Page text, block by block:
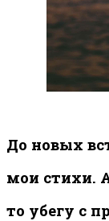
До новых
мои стихи.
то убегу с